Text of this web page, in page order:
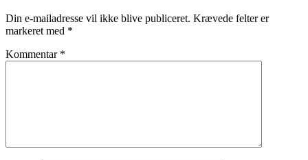
Din e-mailadresse vil ikke blive publiceret. Krævede felter er
markeret med *
Kommentar *